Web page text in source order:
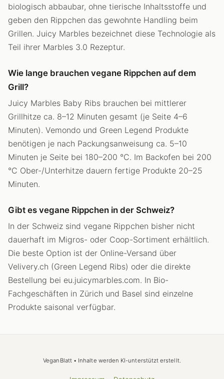
biologisch abbaubar, ohne tierische Inhaltsstoffe und
geben den Rippchen das gewohnte Handling beim
Grillen. Juicy Marbles bezeichnet diese Technologie als
Teil ihrer Marbles 3.0 Rezeptur.
Wie lange brauchen vegane Rippchen auf dem
Grill?
Juicy Marbles Baby Ribs brauchen bei mittlerer
Grillhitze ca. 8–12 Minuten gesamt (je Seite 4–6
Minuten). Vemondo und Green Legend Produkte
benötigen je nach Packungsanweisung ca. 5–10
Minuten je Seite bei 180–200 °C. Im Backofen bei 200
°C Ober-/Unterhitze dauern fertige Produkte 20–25
Minuten.
Gibt es vegane Rippchen in der Schweiz?
In der Schweiz sind vegane Rippchen bisher nicht
dauerhaft im Migros- oder Coop-Sortiment erhältlich.
Die beste Option ist der Online-Versand über
Velivery.ch (Green Legend Ribs) oder die direkte
Bestellung bei eu.juicymarbles.com. In Bio-
Fachgeschäften in Zürich und Basel sind einzelne
Produkte saisonal verfügbar.
VeganBlatt • Inhalte werden KI-unterstützt erstellt.